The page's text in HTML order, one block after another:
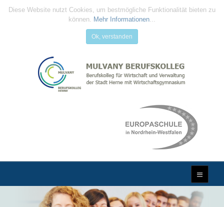
Diese Website nutzt Cookies, um bestmögliche Funktionalität bieten zu
können. Mehr Informationen...
Ok, verstanden